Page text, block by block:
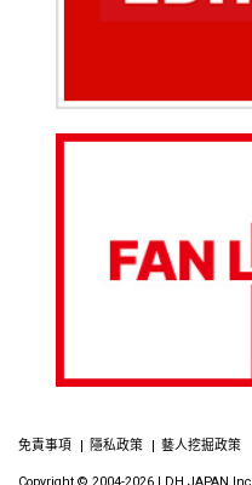
免責事項 隱私政策 藝人挖掘政策